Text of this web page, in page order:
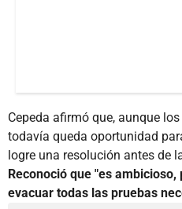
Cepeda afirmó que, aunque
todavía queda oportunidad
logre una resolución antes de
Reconoció que "es
evacuar todas las pruebas